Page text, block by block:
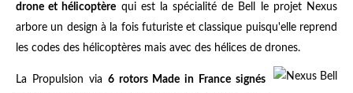
drone et hélicoptère qui est la spécialité de Bell le projet Nexus
arbore un design à la fois futuriste et classique puisqu'elle reprend
les codes des hélicoptères mais avec des hélices de drones.
La Propulsion via 6 rotors Made in France signés